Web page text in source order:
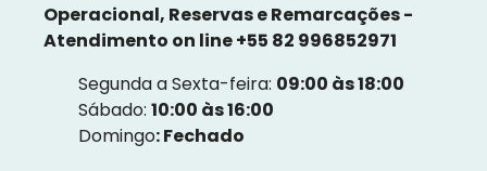
Operacional, Reservas e Remarcações -
Atendimento on line +55 82 996852971
Segunda a Sexta-feira: 09:00 às 18:00
Sábado: 10:00 às 16:00
Domingo: Fechado